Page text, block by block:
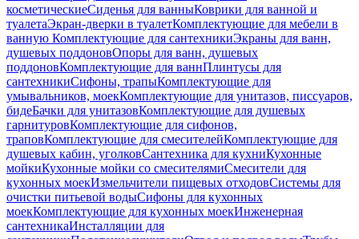
косметическиеСиденья для ванныКоврики для ванной и
туалетаЭкран-дверки в туалетКомплектующие для мебели в
ванную Комплектующие для сантехникиЭкраны для ванн,
душевых поддоновОпоры для ванн, душевых
поддоновКомплектующие для ваннПлинтусы для
сантехникиСифоны, трапыКомплектующие для
умывальников, моекКомплектующие для унитазов, писсуаров,
бидеБачки для унитазовКомплектующие для душевых
гарнитуровКомплектующие для сифонов,
траповКомплектующие для смесителейКомплектующие для
душевых кабин, уголковСантехника для кухниКухонные
мойкиКухонные мойки со смесителямиСмесители для
кухонных моекИзмельчители пищевых отходовСистемы для
очистки питьевой водыСифоны для кухонных
моекКомплектующие для кухонных моекИнженерная
сантехникаИнсталляции для